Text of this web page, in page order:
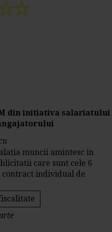
din initiativa salariatului
muncii amintesc in
care sunt cele 6
individual de